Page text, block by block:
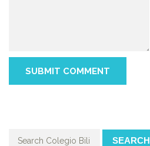
SEARCH